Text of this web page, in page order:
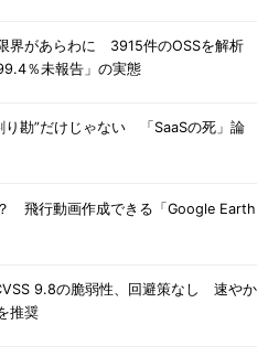
界があらわに 3915件のOSSを解析
％未報告」の実態
り勘”だけじゃない 「SaaSの死」論
飛行動画作成できる「Google Earth
9.8の脆弱性、回避策なし 速やか
推奨